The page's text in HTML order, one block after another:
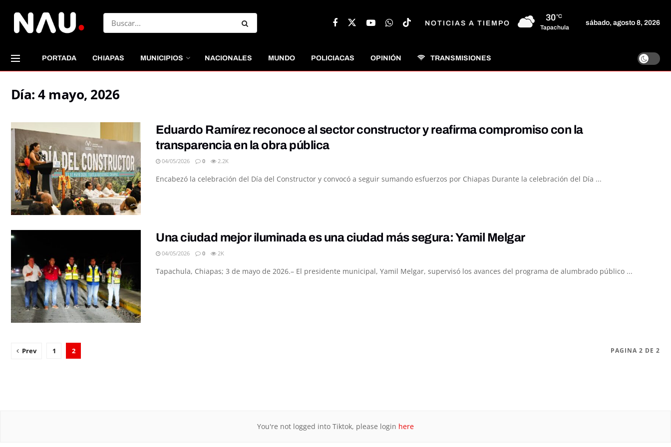
NOTICIAS A TIEMPO
30°C
Tapachula
sábado, agosto 8, 2026
PORTADA CHIAPAS MUNICIPIOS NACIONALES MUNDO POLICIACAS OPINIÓN TRANSMISIONES
Día:4 mayo, 2026
Eduardo Ramírez reconoce al sector constructor y reafirma compromiso con la
transparencia en la obra pública
04/05/2026 0 2.2K
Encabezó la celebración del Día del Constructor y convocó a seguir sumando esfuerzos por Chiapas Durante la celebración del Día ...
Una ciudad mejor iluminada es una ciudad más segura: Yamil Melgar
04/05/2026 0 2K
Tapachula, Chiapas; 3 de mayo de 2026.– El presidente municipal, Yamil Melgar, supervisó los avances del programa de alumbrado público ...
PAGINA 2 DE 2
Prev 1 2
You're not logged into Tiktok, please login here